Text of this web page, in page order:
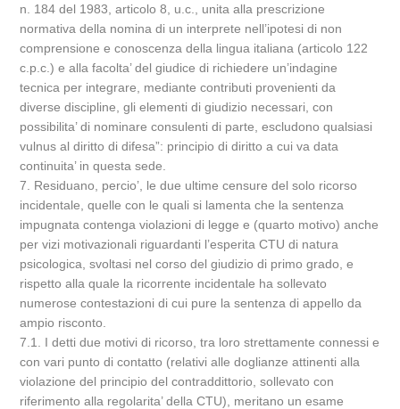
n. 184 del 1983, articolo 8, u.c., unita alla prescrizione
normativa della nomina di un interprete nell’ipotesi di non
comprensione e conoscenza della lingua italiana (articolo 122
c.p.c.) e alla facolta’ del giudice di richiedere un’indagine
tecnica per integrare, mediante contributi provenienti da
diverse discipline, gli elementi di giudizio necessari, con
possibilita’ di nominare consulenti di parte, escludono qualsiasi
vulnus al diritto di difesa”: principio di diritto a cui va data
continuita’ in questa sede.
7. Residuano, percio’, le due ultime censure del solo ricorso
incidentale, quelle con le quali si lamenta che la sentenza
impugnata contenga violazioni di legge e (quarto motivo) anche
per vizi motivazionali riguardanti l’esperita CTU di natura
psicologica, svoltasi nel corso del giudizio di primo grado, e
rispetto alla quale la ricorrente incidentale ha sollevato
numerose contestazioni di cui pure la sentenza di appello da
ampio risconto.
7.1. I detti due motivi di ricorso, tra loro strettamente connessi e
con vari punto di contatto (relativi alle doglianze attinenti alla
violazione del principio del contraddittorio, sollevato con
riferimento alla regolarita’ della CTU), meritano un esame